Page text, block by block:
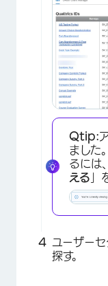
Qtip:
ました
るには
える 」
ユーザー
探す。